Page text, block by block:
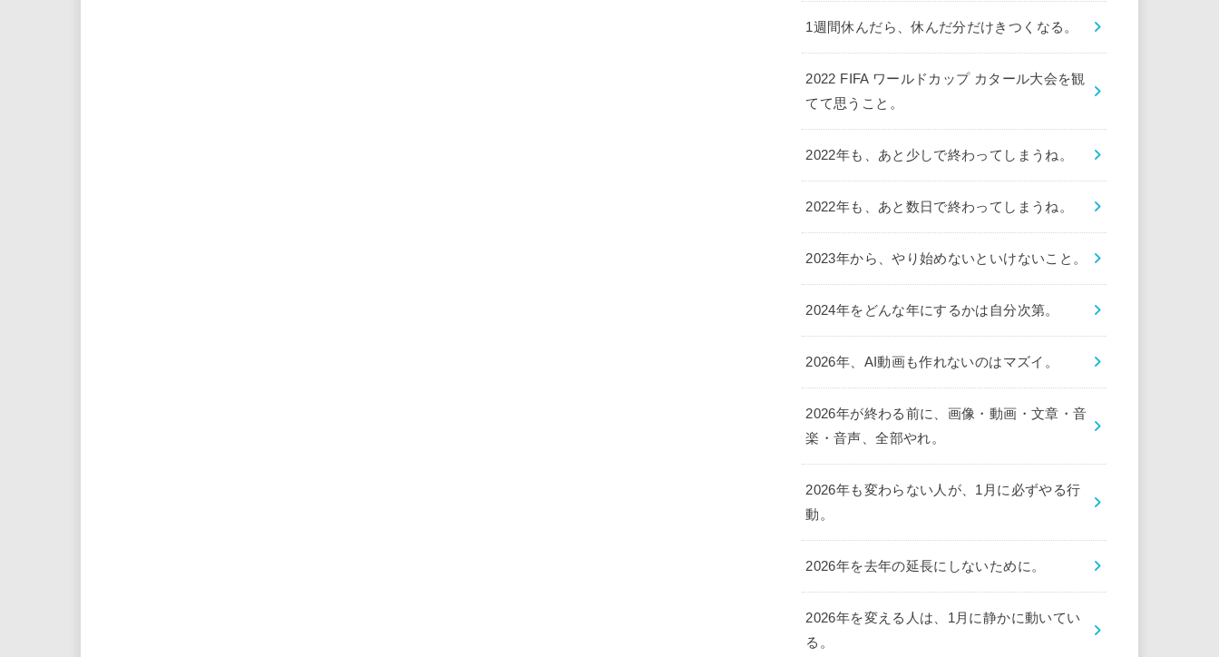
1週間休んだら、休んだ分だけきつくなる。
2022 FIFA ワールドカップ カタール大会を観
てて思うこと。
2022年も、あと少しで終わってしまうね。
2022年も、あと数日で終わってしまうね。
2023年から、やり始めないといけないこと。
2024年をどんな年にするかは自分次第。
2026年、AI動画も作れないのはマズイ。
2026年が終わる前に、画像・動画・文章・音
楽・音声、全部やれ。
2026年も変わらない人が、1月に必ずやる行
動。
2026年を去年の延長にしないために。
2026年を変える人は、1月に静かに動いてい
る。